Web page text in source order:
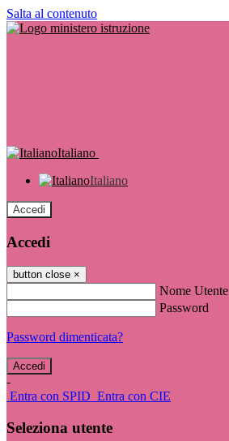
Salta al contenuto
Italiano
Italiano
Accedi
Accedi
button close ×
Nome Utente
Password
Password dimenticata?
-
Entra con SPID Entra con CIE
Seleziona utente